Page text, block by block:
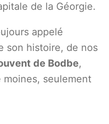
de la Géorgie.
appelé
son histoire, de nos
de Bodbe,
moines, seulement